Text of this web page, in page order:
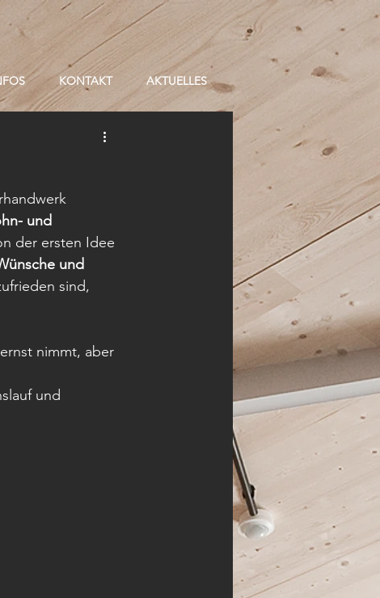
KONTAKT AKTUELLES
und
der ersten Idee
und
sind,
nimmt, aber
und